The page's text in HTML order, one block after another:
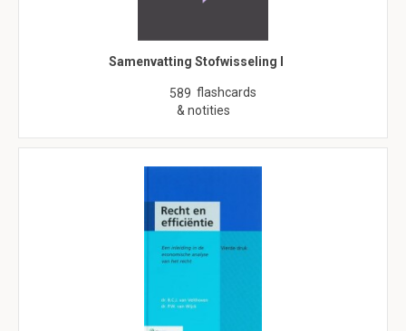
Samenvatting Stofwisseling I
589 flashcards
& notities